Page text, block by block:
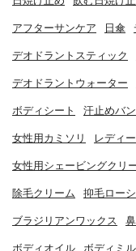
アフターサンケア 日傘
デオドラントスティック
デオドラントウォーター
ボディシート 汗止めバ
女性用カミソリ レディ
女性用シェービングクリ
除毛クリーム 抑毛ロー
ブラジリアンワックス
ボディオイル ボディミ